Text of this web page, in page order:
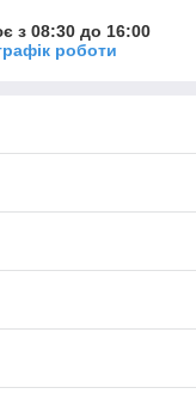
з 08:30 до 16:00
роботи